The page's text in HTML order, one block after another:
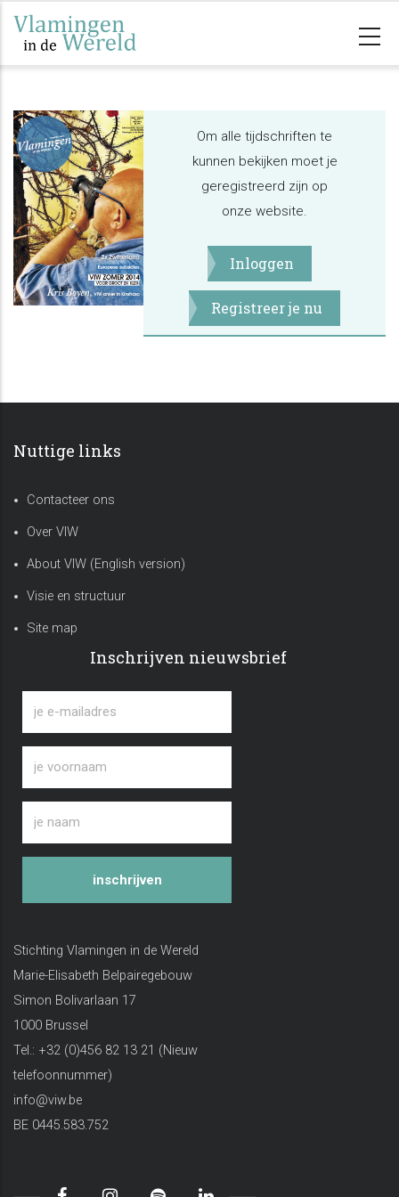
Overslaan
naar
inhoud
gaan
Om alle tijdschriften te
kunnen bekijken moet je
geregistreerd zijn op
onze website.
Inloggen
Registreer je nu
Nuttige links
Contacteer ons
Over VIW
About VIW (English version)
Visie en structuur
Site map
Inschrijven nieuwsbrief
inschrijven
Stichting Vlamingen in de Wereld
Marie-Elisabeth Belpairegebouw
Simon Bolivarlaan 17
1000 Brussel
Tel.: +32 (0)456 82 13 21 (Nieuw
telefoonnummer)
info@viw.be
BE 0445.583.752